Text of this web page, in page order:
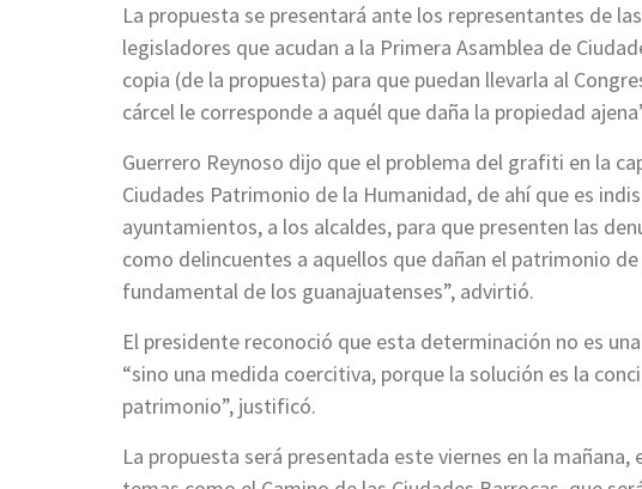
La propuesta se presentará ante los representantes de
legisladores que acudan a la Primera Asamblea de
copia (de la propuesta) para que puedan llevarla al
cárcel le corresponde a aquél que daña la propiedad
Guerrero Reynoso dijo que el problema del grafiti en la
Ciudades Patrimonio de la Humanidad, de ahí que es
ayuntamientos, a los alcaldes, para que presenten las
como delincuentes a aquellos que dañan el patrimonio
fundamental de los guanajuatenses”, advirtió.
El presidente reconoció que esta determinación no es
“sino una medida coercitiva, porque la solución es la
patrimonio”, justificó.
La propuesta será presentada este viernes en la